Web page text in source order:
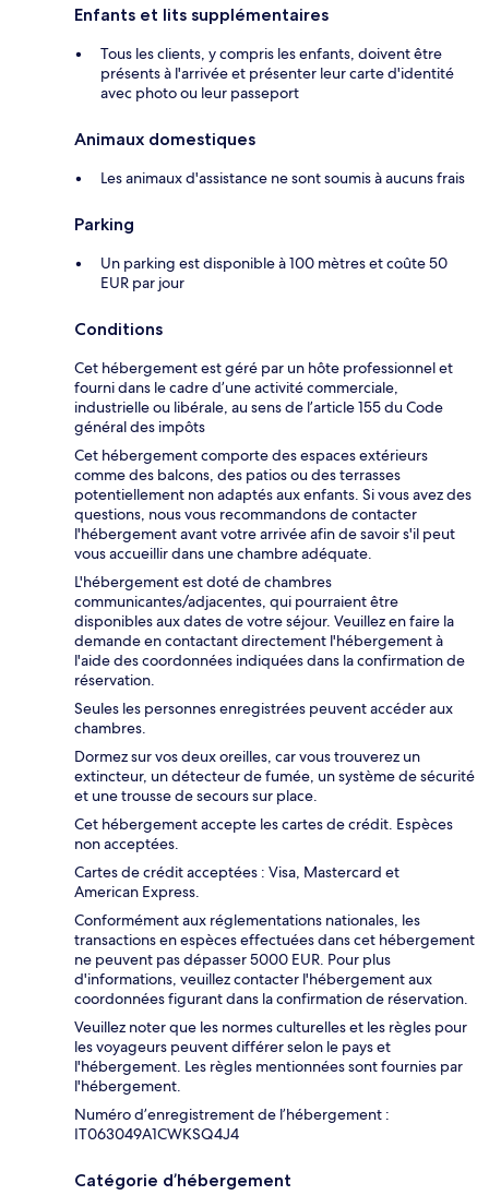
Enfants et lits supplémentaires
Tous les clients, y compris les enfants, doivent être
présents à l'arrivée et présenter leur carte d'identité
avec photo ou leur passeport
Animaux domestiques
Les animaux d'assistance ne sont soumis à aucuns frais
Parking
Un parking est disponible à 100 mètres et coûte 50
EUR par jour
Conditions
Cet hébergement est géré par un hôte professionnel et
fourni dans le cadre d’une activité commerciale,
industrielle ou libérale, au sens de l’article 155 du Code
général des impôts
Cet hébergement comporte des espaces extérieurs
comme des balcons, des patios ou des terrasses
potentiellement non adaptés aux enfants. Si vous avez des
questions, nous vous recommandons de contacter
l'hébergement avant votre arrivée afin de savoir s'il peut
vous accueillir dans une chambre adéquate.
L'hébergement est doté de chambres
communicantes/adjacentes, qui pourraient être
disponibles aux dates de votre séjour. Veuillez en faire la
demande en contactant directement l'hébergement à
l'aide des coordonnées indiquées dans la confirmation de
réservation.
Seules les personnes enregistrées peuvent accéder aux
chambres.
Dormez sur vos deux oreilles, car vous trouverez un
extincteur, un détecteur de fumée, un système de sécurité
et une trousse de secours sur place.
Cet hébergement accepte les cartes de crédit. Espèces
non acceptées.
Cartes de crédit acceptées : Visa, Mastercard et
American Express.
Conformément aux réglementations nationales, les
transactions en espèces effectuées dans cet hébergement
ne peuvent pas dépasser 5000 EUR. Pour plus
d'informations, veuillez contacter l'hébergement aux
coordonnées figurant dans la confirmation de réservation.
Veuillez noter que les normes culturelles et les règles pour
les voyageurs peuvent différer selon le pays et
l'hébergement. Les règles mentionnées sont fournies par
l'hébergement.
Numéro d’enregistrement de l’hébergement :
IT063049A1CWKSQ4J4
Catégorie d’hébergement